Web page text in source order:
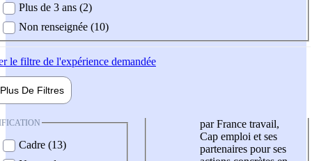
Plus de 3 ans (2)
Non renseignée (10)
le filtre de l'expérience demandée
Plus De Filtres
Cadre (13)
par France travail,
Cap emploi et ses
partenaires pour ses